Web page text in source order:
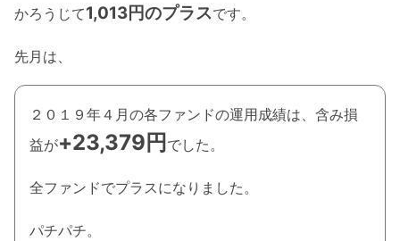
かろうじて1,013円のプラスです。
先月は、
２０１９年４月の各ファンドの運用成績は、含み損
益が+23,379円 でした。
全ファンドでプラスになりました。
パチパチ。